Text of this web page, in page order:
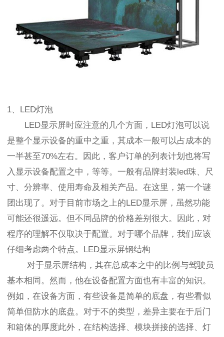
1、LED灯泡
LED显示屏时应注意的几个方面，LED灯泡可以说
是整个显示设备的重中之重，其成本一般可以占成本的
一半甚至70%左右。因此，客户订单的列表计划也将写
入显示设备配置之中，等等。一般有品牌封装led珠、尺
寸、分辨率、使用寿命及相关产品。在这里，第一个谜
团出现了。对于目前市场之上的LED显示屏，虽然功能
可能还很遥远。但不同品牌的价格差别很大。因此，对
程序的理解不仅取决于配置。对于哪个品牌，我们应该
仔细考虑两个特点。LED显示屏钢结构
对于显示屏结构，其在总成本之中的比例与驾驶员
基本相同。然而，他在设备配置方面也有丰富的知识。
例如，在设备方面，有些设备是简单的底盘，有些看似
简单但防水的底盘。对于不的类型，差异主要在于后门
和箱体的厚度此外，在结构选择、模块拼接的选择、灯